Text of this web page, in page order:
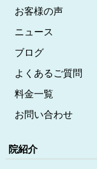
お客様の声
ニュース
ブログ
よくあるご質問
料金一覧
お問い合わせ
院紹介